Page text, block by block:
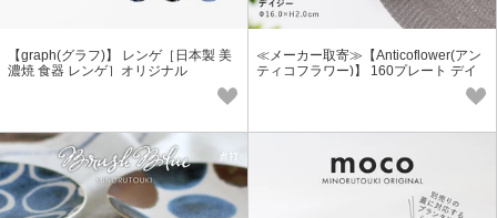
【graph(グラフ)】 レンゲ［日本製 美
濃焼 食器 レンゲ］オリジナル
≪メーカー取寄≫【Anticoflower(アン
ティコフラワー)】 160プレート デイ